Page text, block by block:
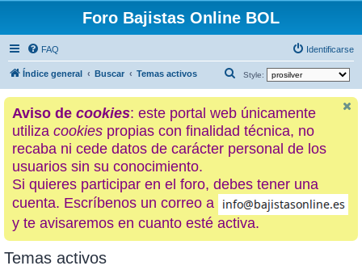
Foro Bajistas Online BOL
FAQ Identificarse
Índice general Buscar Temas activos Style:
u
c
a
Aviso de cookies: este portal web únicamente
utiliza cookies propias con finalidad técnica, no
recaba ni cede datos de carácter personal de los
usuarios sin su conocimiento.
Si quieres participar en el foro, debes tener una
cuenta. Escríbenos un correo a
y te avisaremos en cuanto esté activa.
Temas activos